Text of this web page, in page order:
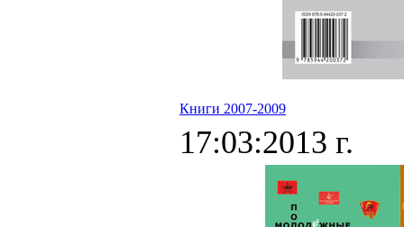
Книги 2007-2009
17:03:2013 г.